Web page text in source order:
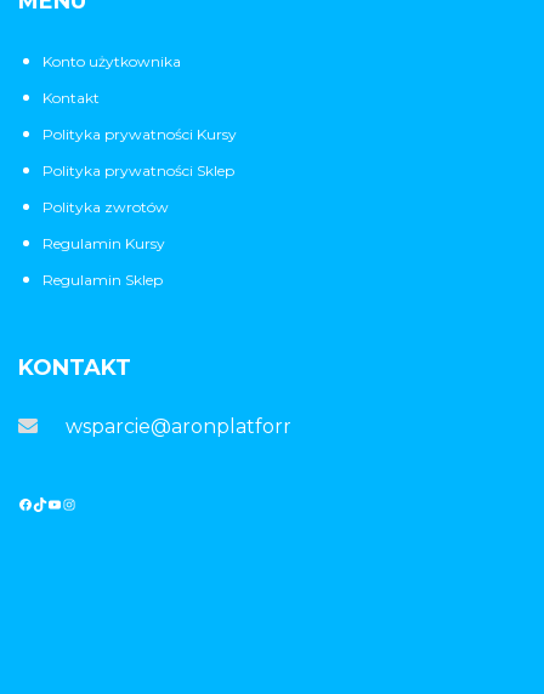
Konto użytkownika
Kontakt
Polityka prywatności Kursy
Polityka prywatności Sklep
Polityka zwrotów
Regulamin Kursy
Regulamin Sklep
KONTAKT
wsparcie@aronplatforma.pl